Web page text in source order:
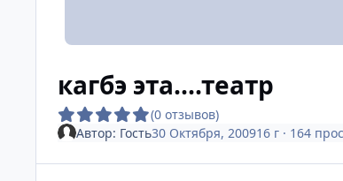
кагбэ эта....театр
(0 отзывов)
Автор: Гость30 Октября, 200916 г· 164